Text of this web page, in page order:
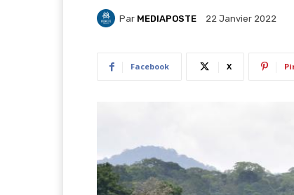
Par MEDIAPOSTE 22 Janvier 2022
Facebook X